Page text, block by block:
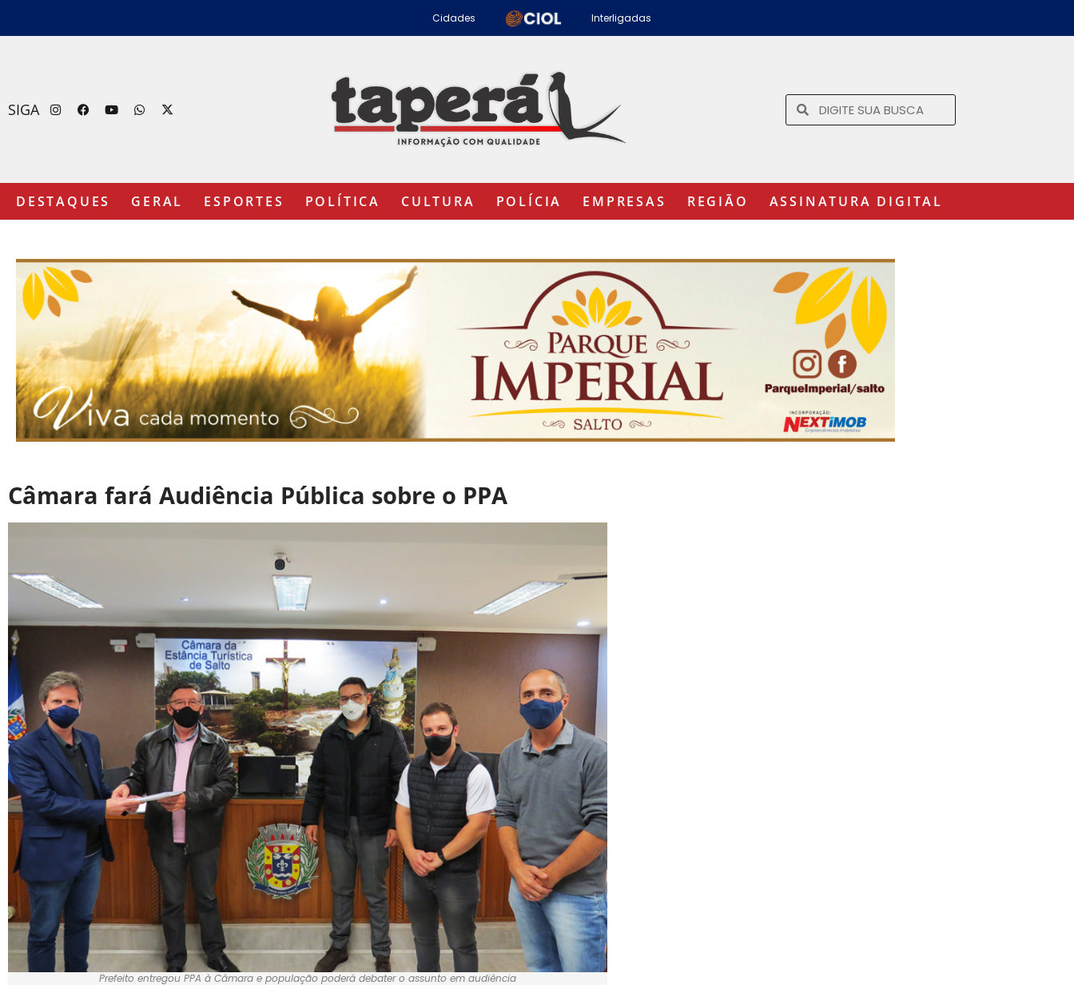
Cidades Interligadas
SIGA
DESTAQUES GERAL ESPORTES POLÍTICA CULTURA POLÍCIA EMPRESAS REGIÃO ASSINATURA DIGITAL
Câmara fará Audiência Pública sobre o PPA
Prefeito entregou PPA à Câmara e população poderá debater o assunto em audiência